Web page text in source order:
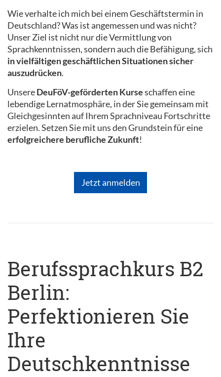
Wie verhalte ich mich bei einem Geschäftstermin in
Deutschland? Was ist angemessen und was nicht?
Unser Ziel ist nicht nur die Vermittlung von
Sprachkenntnissen, sondern auch die Befähigung, sich
in vielfältigen geschäftlichen Situationen sicher
auszudrücken.
UnsereDeuFöV-geförderten Kurseschaffen eine
lebendige Lernatmosphäre, in der Sie gemeinsam mit
Gleichgesinnten auf Ihrem Sprachniveau Fortschritte
erzielen. Setzen Sie mit uns den Grundstein für eine
erfolgreichere berufliche Zukunft!
Jetzt anmelden
Berufssprachkurs B2
Berlin:
Perfektionieren Sie
Ihre
Deutschkenntnisse